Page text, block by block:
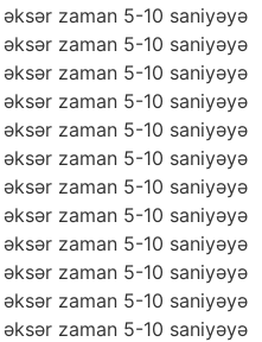
zaman 5-10 saniyəyə
zaman 5-10 saniyəyə
zaman 5-10 saniyəyə
zaman 5-10 saniyəyə
zaman 5-10 saniyəyə
zaman 5-10 saniyəyə
zaman 5-10 saniyəyə
zaman 5-10 saniyəyə
zaman 5-10 saniyəyə
zaman 5-10 saniyəyə
zaman 5-10 saniyəyə
zaman 5-10 saniyəyə